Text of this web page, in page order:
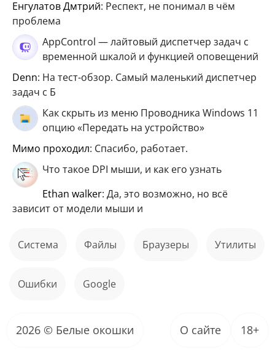
Енгулатов Дмтрий: Респект, не понимал в чём
проблема
AppControl — лайтовый диспетчер задач с
временной шкалой и функцией оповещений
Denn: На тест-обзор. Самый маленький диспетчер
задач с Б
Как скрыть из меню Проводника Windows 11
опцию «Передать на устройство»
мимо проходил: Спасибо, работает.
Что такое DPI мыши, и как его узнать
ethan walker: Да, это возможно, но всё
зависит от модели мыши и
Система файлы Браузеры Утилиты
ошибки Google
2026 © Белые окошки О сайте 18+